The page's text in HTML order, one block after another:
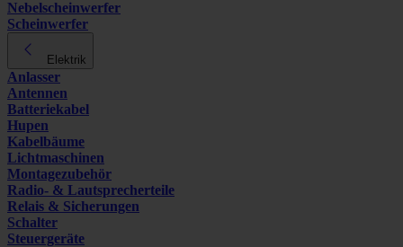
Nebelscheinwerfer
Scheinwerfer
Elektrik
Anlasser
Antennen
Batteriekabel
Hupen
Kabelbäume
Lichtmaschinen
Montagezubehör
Radio- & Lautsprecherteile
Relais & Sicherungen
Schalter
Steuergeräte